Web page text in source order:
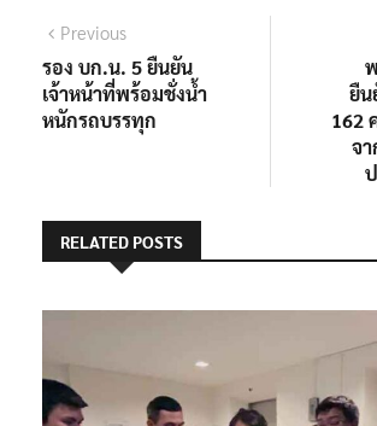
แนะแนว
เรื่อง
PreviousPrevious
post:
รอง บก.น. 5 ยืนยัน
เจ้าหน้าที่พร้อมชั่งน้ำ
หนักรถบรรทุก
ยืน
162
จ
RELATED POSTS